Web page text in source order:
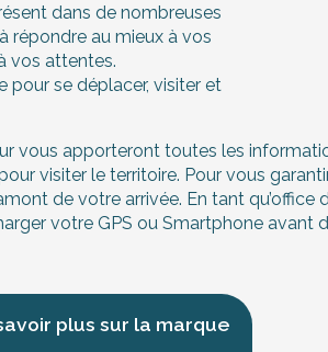
dans de nombreuses
répondre au mieux à vos
vos attentes.
pour se déplacer, visiter et
vous apporteront toutes les
visiter le territoire. Pour vous
de votre arrivée. En tant
votre GPS ou Smartphone avant
plus sur la marque